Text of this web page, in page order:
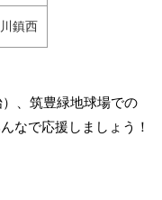
鎮西
、筑豊緑地球場での
なで応援しましょう！